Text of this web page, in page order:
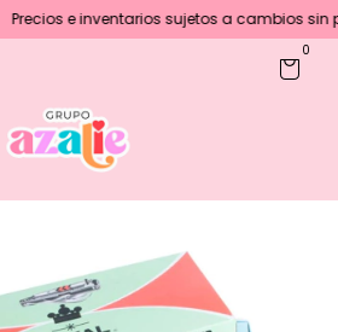
Precios e inventarios sujetos a cambios sin
0